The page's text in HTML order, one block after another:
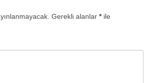
Gerekli alanlar *ile